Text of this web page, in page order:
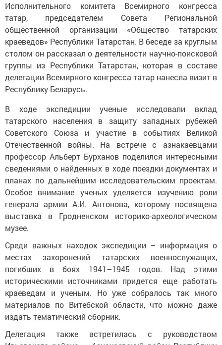
Исполнительного комитета Всемирного конгресса
татар, председателем Совета Региональной
общественной организации «Общество татарских
краеведов» Республики Татарстан. В беседе за круглым
столом он рассказал о деятельности научно-поисковой
группы из Республики Татарстан, которая в составе
делегации Всемирного конгресса татар нанесла визит в
Республику Беларусь.
В ходе экспедиции ученые исследовали вклад
татарского населения в защиту западных рубежей
Советского Союза и участие в событиях Великой
Отечественной войны. На встрече с азнакаевцами
профессор Альберт Бурханов поделился интересными
сведениями о найденных в ходе поездки документах и
планах по дальнейшим исследовательским проектам.
Особое внимание ученых уделяется изучению роли
генерала армии А.И. Антонова, которому посвящена
выставка в Гродненском историко-археологическом
музее.
Среди важных находок экспедиции – информация о
местах захоронений татарских военнослужащих,
погибших в боях 1941–1945 годов. Над этими
историческими источниками придется еще работать
краеведам и ученым. Но уже собралось так много
материалов по Витебской области, что можно даже
издать тематический сборник.
Делегация также встретилась с руководством